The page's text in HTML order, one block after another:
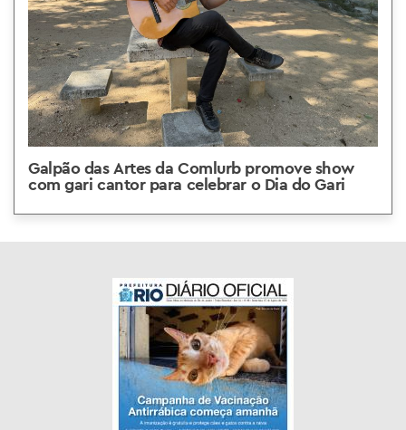
Galpão das Artes da Comlurb promove show
com gari cantor para celebrar o Dia do Gari